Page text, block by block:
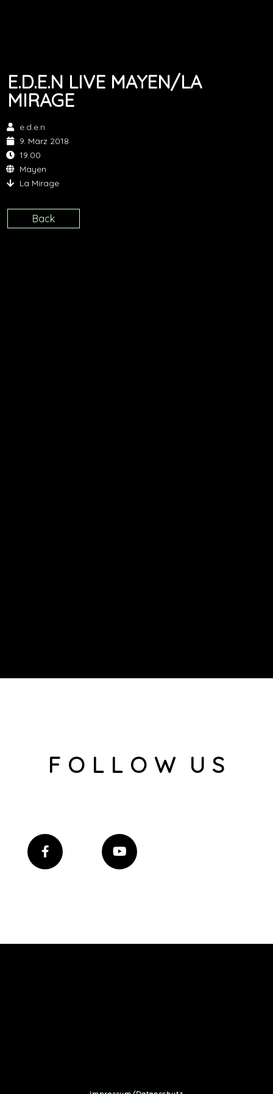
E.D.E.N LIVE MAYEN/LA
MIRAGE
e.d.e.n
9. März 2018
19:00
Mayen
La Mirage
Back
F O L L O W U S